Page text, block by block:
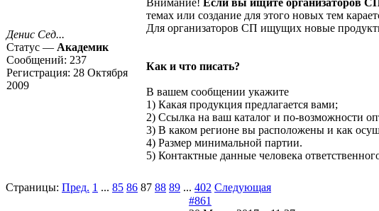
Денис Сед...
Статус — Академик
Сообщений: 237
Регистрация: 28 Октября
2009
Внимание! Если вы ищите организаторов
темах или создание для этого новых тем
Для организаторов СП ищущих новые
Как и что писать?
В вашем сообщении укажите
1) Какая продукция предлагается вами;
2) Ссылка на ваш каталог и по-возможности
3) В каком регионе вы расположены и как
4) Размер минимальной партии.
5) Контактные данные человека
Страницы: Пред. 1 ... 85 86 87 88 89 ... 402 Следующая
#861